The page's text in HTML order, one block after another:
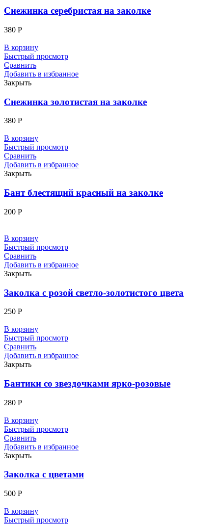
Снежинка серебристая на заколке
380 Р
В корзину
Быстрый просмотр
Сравнить
Добавить в избранное
Закрыть
Снежинка золотистая на заколке
380 Р
В корзину
Быстрый просмотр
Сравнить
Добавить в избранное
Закрыть
Бант блестящий красный на заколке
200 Р
В корзину
Быстрый просмотр
Сравнить
Добавить в избранное
Закрыть
Заколка с розой светло-золотистого цвета
250 Р
В корзину
Быстрый просмотр
Сравнить
Добавить в избранное
Закрыть
Бантики со звездочками ярко-розовые
280 Р
В корзину
Быстрый просмотр
Сравнить
Добавить в избранное
Закрыть
Заколка с цветами
500 Р
В корзину
Быстрый просмотр